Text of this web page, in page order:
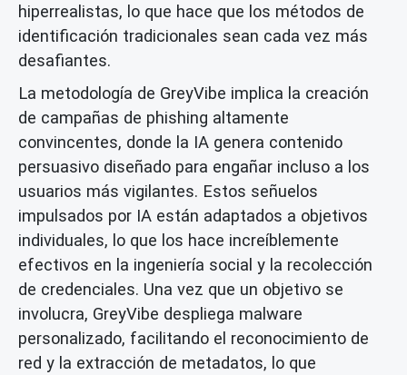
hiperrealistas, lo que hace que los métodos de
identificación tradicionales sean cada vez más
desafiantes.
La metodología de GreyVibe implica la creación
de campañas de phishing altamente
convincentes, donde la IA genera contenido
persuasivo diseñado para engañar incluso a los
usuarios más vigilantes. Estos señuelos
impulsados por IA están adaptados a objetivos
individuales, lo que los hace increíblemente
efectivos en la ingeniería social y la recolección
de credenciales. Una vez que un objetivo se
involucra, GreyVibe despliega malware
personalizado, facilitando el reconocimiento de
red y la extracción de metadatos, lo que